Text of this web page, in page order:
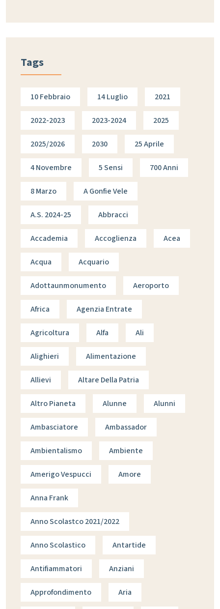
Tags
10 Febbraio 14 Luglio 2021
2022-2023 2023-2024 2025
2025/2026 2030 25 Aprile
4 Novembre 5 Sensi 700 Anni
8 Marzo A Gonfie Vele
A.s. 2024-25 Abbracci
Accademia Accoglienza Acea
Acqua Acquario
Adottaunmonumento Aeroporto
Africa Agenzia Entrate
Agricoltura Alfa Ali
Alighieri Alimentazione
Allievi Altare Della Patria
Altro Pianeta Alunne Alunni
Ambasciatore Ambassador
Ambientalismo Ambiente
Amerigo Vespucci Amore
Anna Frank
Anno Scolastco 2021/2022
Anno Scolastico Antartide
Antifiammatori Anziani
Approfondimento Aria